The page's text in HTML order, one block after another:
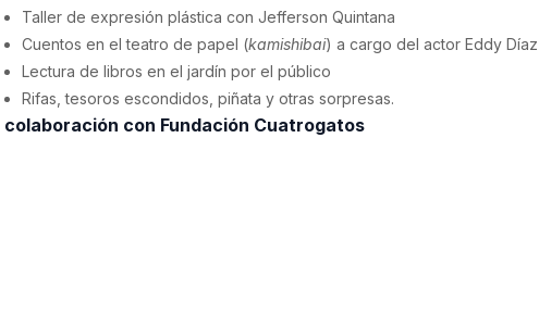
Taller de expresión plástica con Jefferson Quintana
Cuentos en el teatro de papel (kamishibai) a cargo del actor Eddy
Lectura de libros en el jardín por el público
Rifas, tesoros escondidos, piñata y otras sorpresas.
colaboración con Fundación Cuatrogatos